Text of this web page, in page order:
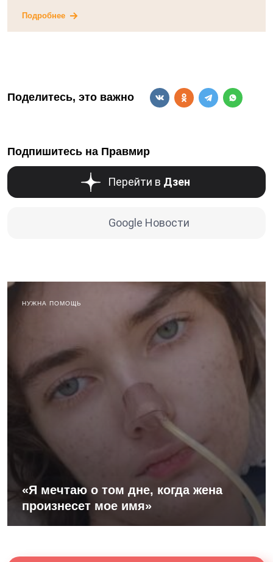
Подробнее
Поделитесь, это важно
Подпишитесь на Правмир
Перейти в Дзен
Google Новости
НУЖНА ПОМОЩЬ
«Я мечтаю о том дне, когда жена
произнесет мое имя»